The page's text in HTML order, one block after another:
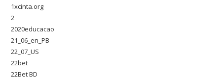
1xcinta.org
2
2020educacao
21_06_en_PB
22_07_US
22bet
22Bet BD